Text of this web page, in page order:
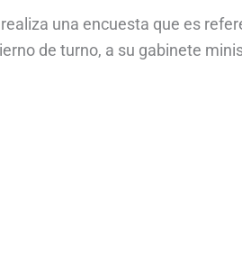
una encuesta que es
de turno, a su gabinete